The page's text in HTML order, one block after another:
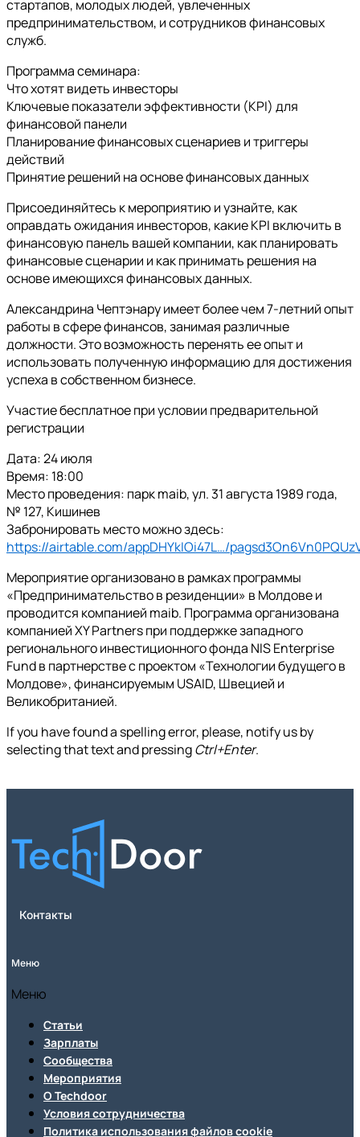
стартапов, молодых людей, увлеченных
предпринимательством, и сотрудников финансовых
служб.
Программа семинара:
Что хотят видеть инвесторы
Ключевые показатели эффективности (KPI) для
финансовой панели
Планирование финансовых сценариев и триггеры
действий
Принятие решений на основе финансовых данных
Присоединяйтесь к мероприятию и узнайте, как
оправдать ожидания инвесторов, какие KPI включить в
финансовую панель вашей компании, как планировать
финансовые сценарии и как принимать решения на
основе имеющихся финансовых данных.
Александрина Чептэнару имеет более чем 7-летний опыт
работы в сфере финансов, занимая различные
должности. Это возможность перенять ее опыт и
использовать полученную информацию для достижения
успеха в собственном бизнесе.
Участие бесплатное при условии предварительной
регистрации
Дата: 24 июля
Время: 18:00
Место проведения: парк maib, ул. 31 августа 1989 года,
№ 127, Кишинев
Забронировать место можно здесь:
https://airtable.com/appDHYkIOi47L…/
Мероприятие организовано в рамках программы
«Предпринимательство в резиденции» в Молдове и
проводится компанией maib. Программа организована
компанией XY Partners при поддержке западного
регионального инвестиционного фонда NIS Enterprise
Fund в партнерстве с проектом «Технологии будущего в
Молдове», финансируемым USAID, Швецией и
Великобританией.
If you have found a spelling error, please, notify us by
selecting that text and pressingCtrl+Enter.
Контакты
Меню
Меню
Статьи
Зарплаты
Сообщества
Мероприятия
О Techdoor
Условия сотрудничества
Политика использования файлов cookie